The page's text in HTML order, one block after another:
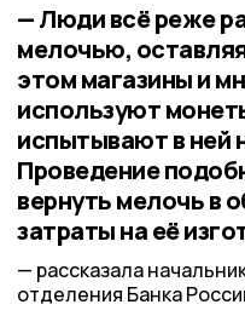
— Люди всё реже
мелочью,
этом магазины и
используют
испытывают в ней
Проведение
вернуть мелочь в
затраты на её
рассказала
отделения Банка